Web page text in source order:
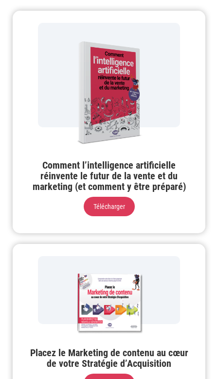
Comment l’intelligence artificielle
réinvente le futur de la vente et du
marketing (et comment y être préparé)
Télécharger
Placez le Marketing de contenu au cœur
de votre Stratégie d’Acquisition